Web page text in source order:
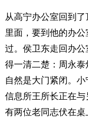
从高宁办公室回到
里面，要到他的办
过。侯卫东走回办
得一清二楚：周永
自然是大门紧闭。
信息所王所长正在
有两位老同志伏在桌